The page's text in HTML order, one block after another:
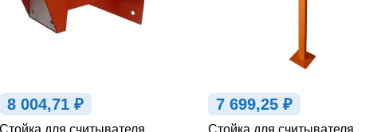
8 004,71 ₽
Стойка для считывателя
7 699,25 ₽
Стойка для считывателя